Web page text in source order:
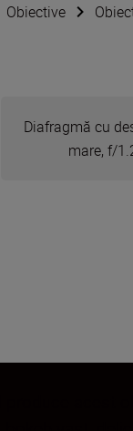
Obiective
Diafragmă cu
mare, f/